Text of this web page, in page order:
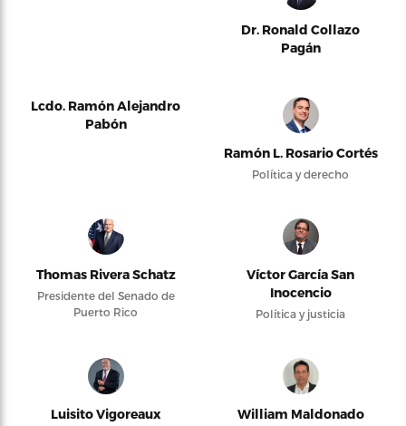
Dr. Ronald Collazo
Pagán
Lcdo. Ramón Alejandro
Pabón
Ramón L. Rosario Cortés
Política y derecho
Thomas Rivera Schatz
Presidente del Senado de
Puerto Rico
Víctor García San
Inocencio
Política y justicia
Luisito Vigoreaux William Maldonado